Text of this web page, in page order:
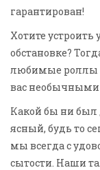
гарантирован!
Хотите
обстановке?
любимые роллы
вас
Какой бы ни был
ясный, будь то
мы всегда с
сытости. Наши